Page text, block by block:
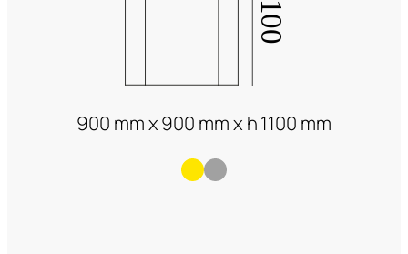
900 mm x 900 mm x h 1100 mm